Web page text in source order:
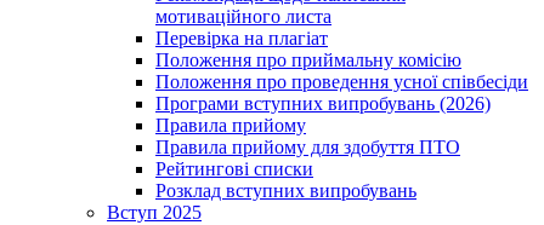
мотиваційного листа
Перевірка на плагіат
Положення про приймальну комісію
Положення про проведення усної співбесіди
Програми вступних випробувань (2026)
Правила прийому
Правила прийому для здобуття ПТО
Рейтингові списки
Розклад вступних випробувань
Вступ 2025